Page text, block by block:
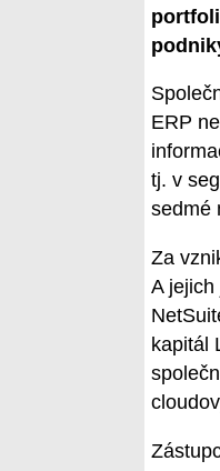
ERP
tj. v
sedmé
Za
A
kapitál